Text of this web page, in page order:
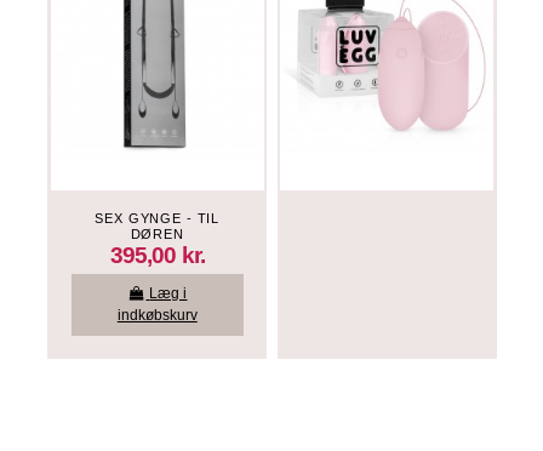
SEX GYNGE - TIL
DØREN
395,00 kr.
Læg i
indkøbskurv